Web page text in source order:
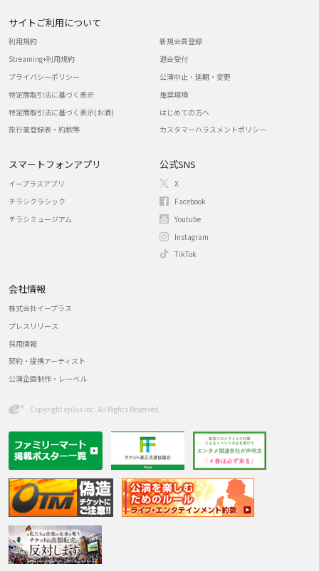
サイトご利用について
利用規約
Streaming+利用規約
プライバシーポリシー
特定商取引法に基づく表示
特定商取引法に基づく表示(お酒)
旅行業登録表・約款等
新規会員登録
退会受付
公演中止・延期・変更
推奨環境
はじめての方へ
カスタマーハラスメントポリシー
スマートフォンアプリ
イープラスアプリ
チラシクラシック
チラシミュージアム
公式SNS
X
Facebook
Youtube
Instagram
TikTok
会社情報
株式会社イープラス
プレスリリース
採用情報
契約・提携アーティスト
公演企画制作・レーベル
Copyright eplus inc. All Rights Reserved.